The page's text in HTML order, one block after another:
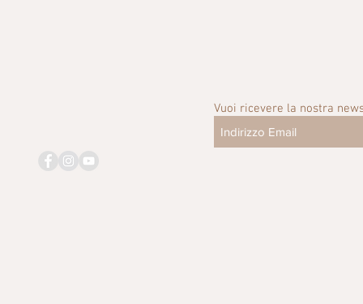
Vuoi ricevere la nostra